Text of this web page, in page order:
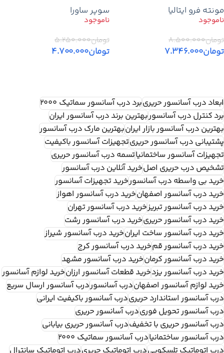
مونته فرو ایتالیا
تومان۸.۵۰۰.۰۰۰
تومان۷.۳۴۶.۰۰۰
سوپر ساورا
تومان۵.۲۵۰.۰۰۰
تومان۴.۷۰۰.۰۰۰
ابعاد درب آسانسور حریریبرد درب آسانسور سماتیک ۲۰۰۰
برد کنترل درب آسانسوربهترین برند درب آسانسور ایران
بهترین درب آسانسور بازار ایرانبهترین مارک درب آسانسور
پشتیبانی درب آسانسور حریریتجهیزات آسانسور باکیفیت
تجهیزات آسانسور ساختمانیاتسمه درب آسانسور حریری
تشخیص درب حریری اصلخرید آنلاین درب آسانسور
خرید بی واسطه درب آسانسورخرید تجهیزات آسانسور
خرید درب آسانسور اصفهانخرید درب آسانسور اهواز
خرید درب آسانسور تبریزخرید درب آسانسور تهران
خرید درب آسانسور حریریخرید درب آسانسور رشت
خرید درب آسانسور ساخت ایرانخرید درب آسانسور شیراز
خرید درب آسانسور قمخرید درب آسانسور کرج
خرید درب آسانسور کرمانخرید درب آسانسور مشهد
خرید درب آسانسور یزدخرید قطعات آسانسور ارزانخرید لوازم آسانسور
خرید لوازم آسانسور اصفهاندرب آسانسوردرب آسانسور ارسال سریع
درب آسانسور استاندارد حریریدرب آسانسور باکیفیت ایرانی
درب آسانسور تحویل فوریدرب آسانسور حریری
درب آسانسور حریری با تخفیفدرب آسانسور حریری بیابانی
درب آسانسور ساختمانیادرب آسانسور سماتیک ۲۰۰۰